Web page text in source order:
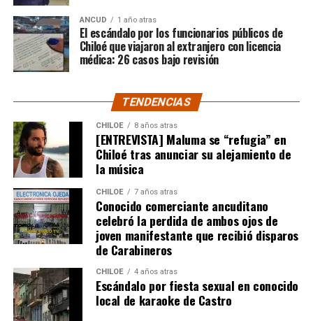
Por el momento, las personas aludidas no han emitido
declaraciones públicas. La historia, según Centella,
recién comienza y, el mencionado posteo, ha generado
comentarios de todo tipo, en su gran mayoría, a favor
del humorista de Punta Arenas.
ANCUD 1 año atras
El escándalo por los funcionarios públicos de
Chiloé que viajaron al extranjero con licencia
médica: 26 casos bajo revisión
TENDENCIAS
CHILOE 8 años atras
[ENTREVISTA] Maluma se “refugia” en
Chiloé tras anunciar su alejamiento de
la música
CHILOE 7 años atras
Conocido comerciante ancuditano
celebró la perdida de ambos ojos de
joven manifestante que recibió disparos
de Carabineros
CHILOE 4 años atras
Escándalo por fiesta sexual en conocido
local de karaoke de Castro